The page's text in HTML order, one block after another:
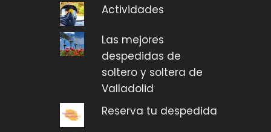
Actividades
Las mejores
despedidas de
soltero y soltera de
Valladolid
Reserva tu despedida